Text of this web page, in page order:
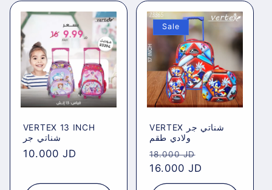
VERTEX 13 INCH
شناتي جر
Regular
10.000 JD
Sale
VERTEX شناتي جر
ولادي طقم
Regular
price
18.000 JD
16.000 JD